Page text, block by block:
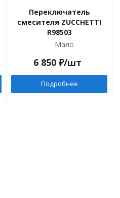
Переключатель
смесителя ZUCCHETTI
R98503
Мало
6 850 ₽/шт
Подробнее